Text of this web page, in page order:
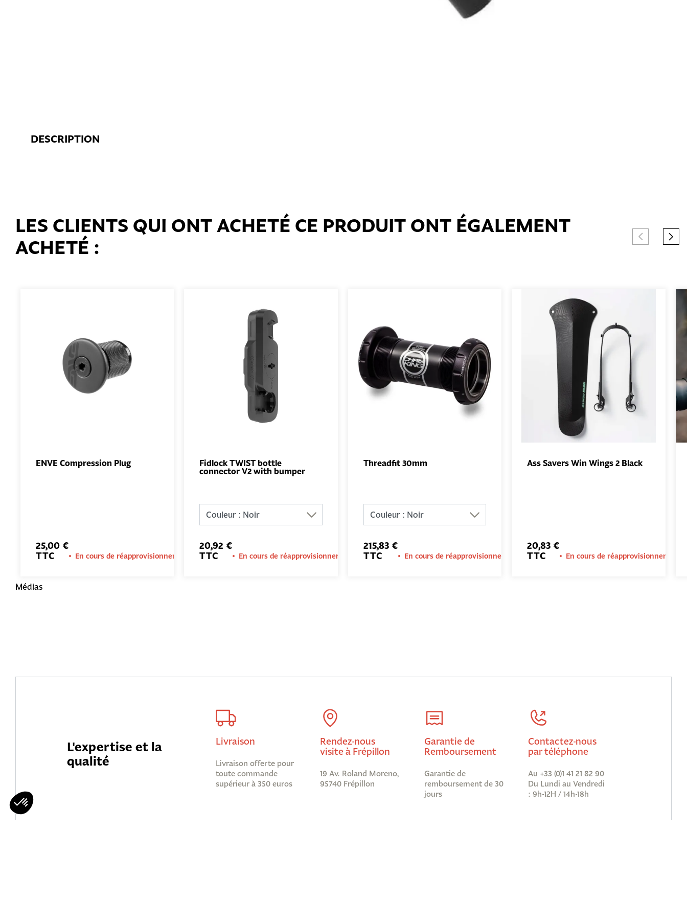
DESCRIPTION
LES CLIENTS QUI ONT ACHETÉ CE PRODUIT ONT ÉGALEMENT
ACHETÉ :
ENVE Compression Plug
25,00 €
TTC
En cours de réapprovisionnement
AJOUTER
Fidlock TWIST bottle
connector V2 with bumper
20,92 €
TTC
En cours de réapprovisionnement
Threadfit 30mm
215,83 €
TTC
En cours de réapprovisionnement
Ass Savers Win Wings 2 Black
20,83 €
TTC
En cours de réapprovisionnement
Médias
L'expertise et la
qualité
Livraison
Livraison offerte pour
toute commande
supérieur à 350 euros
Rendez-nous
visite à Frépillon
19 Av. Roland Moreno,
95740 Frépillon
Garantie de
Remboursement
Garantie de
remboursement de 30
jours
Contactez-nous
par téléphone
Au +33 (0)1 41 21 82 90
Du Lundi au Vendredi
: 9h-12H / 14h-18h